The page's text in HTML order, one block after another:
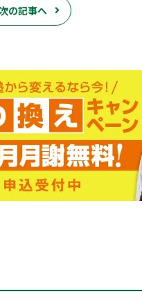
次の記事へ